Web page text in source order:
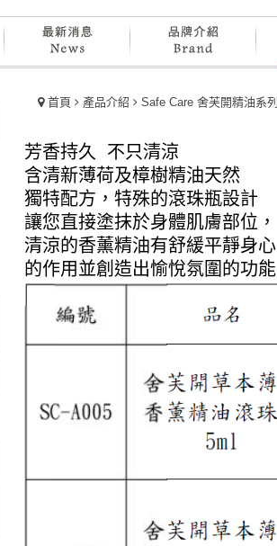
首頁 產品介紹 Safe Care 舍芙開精油系列
芳香持久 不只清涼
含清新薄荷及樟樹精油天然
獨特配方，特殊的滾珠瓶設計
讓您直接塗抹於身體肌膚部位，
清涼的香薰精油有舒緩平靜身心
的作用並創造出愉悅氛圍的功能